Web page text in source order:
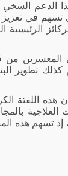
الدعم
تسهم في
الرئيسية
من
تطوير
هذه اللفتة
، إذ تسهم هذه